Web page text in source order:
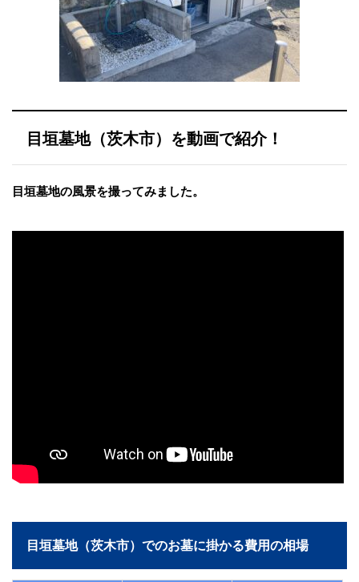
目垣墓地（茨木市）を動画で紹介！
目垣墓地の風景を撮ってみました。
目垣墓地（茨木市）でのお墓に掛かる費用の相場